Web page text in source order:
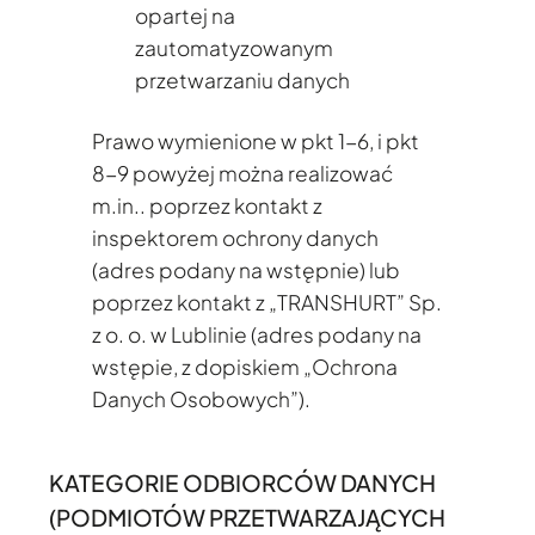
opartej na
zautomatyzowanym
przetwarzaniu danych
Prawo wymienione w pkt 1-6, i pkt
8-9 powyżej można realizować
m.in.. poprzez kontakt z
inspektorem ochrony danych
(adres podany na wstępnie) lub
poprzez kontakt z „TRANSHURT” Sp.
z o. o. w Lublinie (adres podany na
wstępie, z dopiskiem „Ochrona
Danych Osobowych”).
KATEGORIE ODBIORCÓW DANYCH
(PODMIOTÓW PRZETWARZAJĄCYCH